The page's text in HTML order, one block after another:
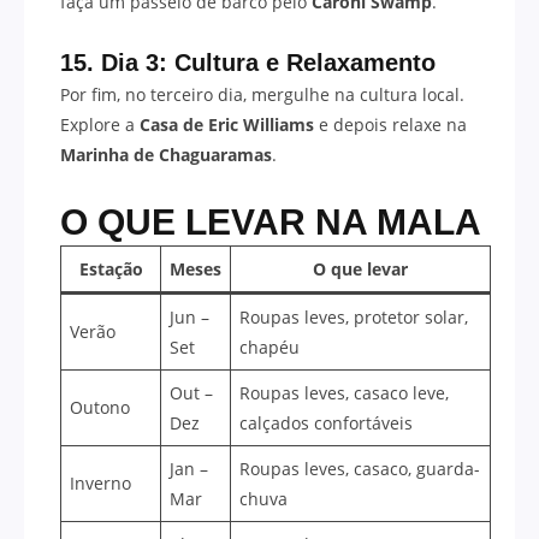
15. Dia 3: Cultura e Relaxamento
Por fim, no terceiro dia, mergulhe na cultura local.
Explore a Casa de Eric Williams e depois relaxe na
Marinha de Chaguaramas.
O QUE LEVAR NA MALA
Estação Meses O que levar
Verão
Jun –
Set
Roupas leves, protetor solar,
chapéu
Outono
Out –
Dez
Roupas leves, casaco leve,
calçados confortáveis
Inverno
Jan –
Mar
Roupas leves, casaco, guarda-
chuva